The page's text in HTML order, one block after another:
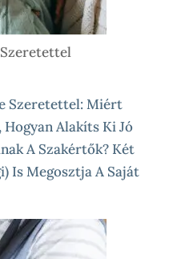
Szeretettel: Miért
Alakíts Ki Jó
A Szakértők? Két
Is Megosztja A Saját